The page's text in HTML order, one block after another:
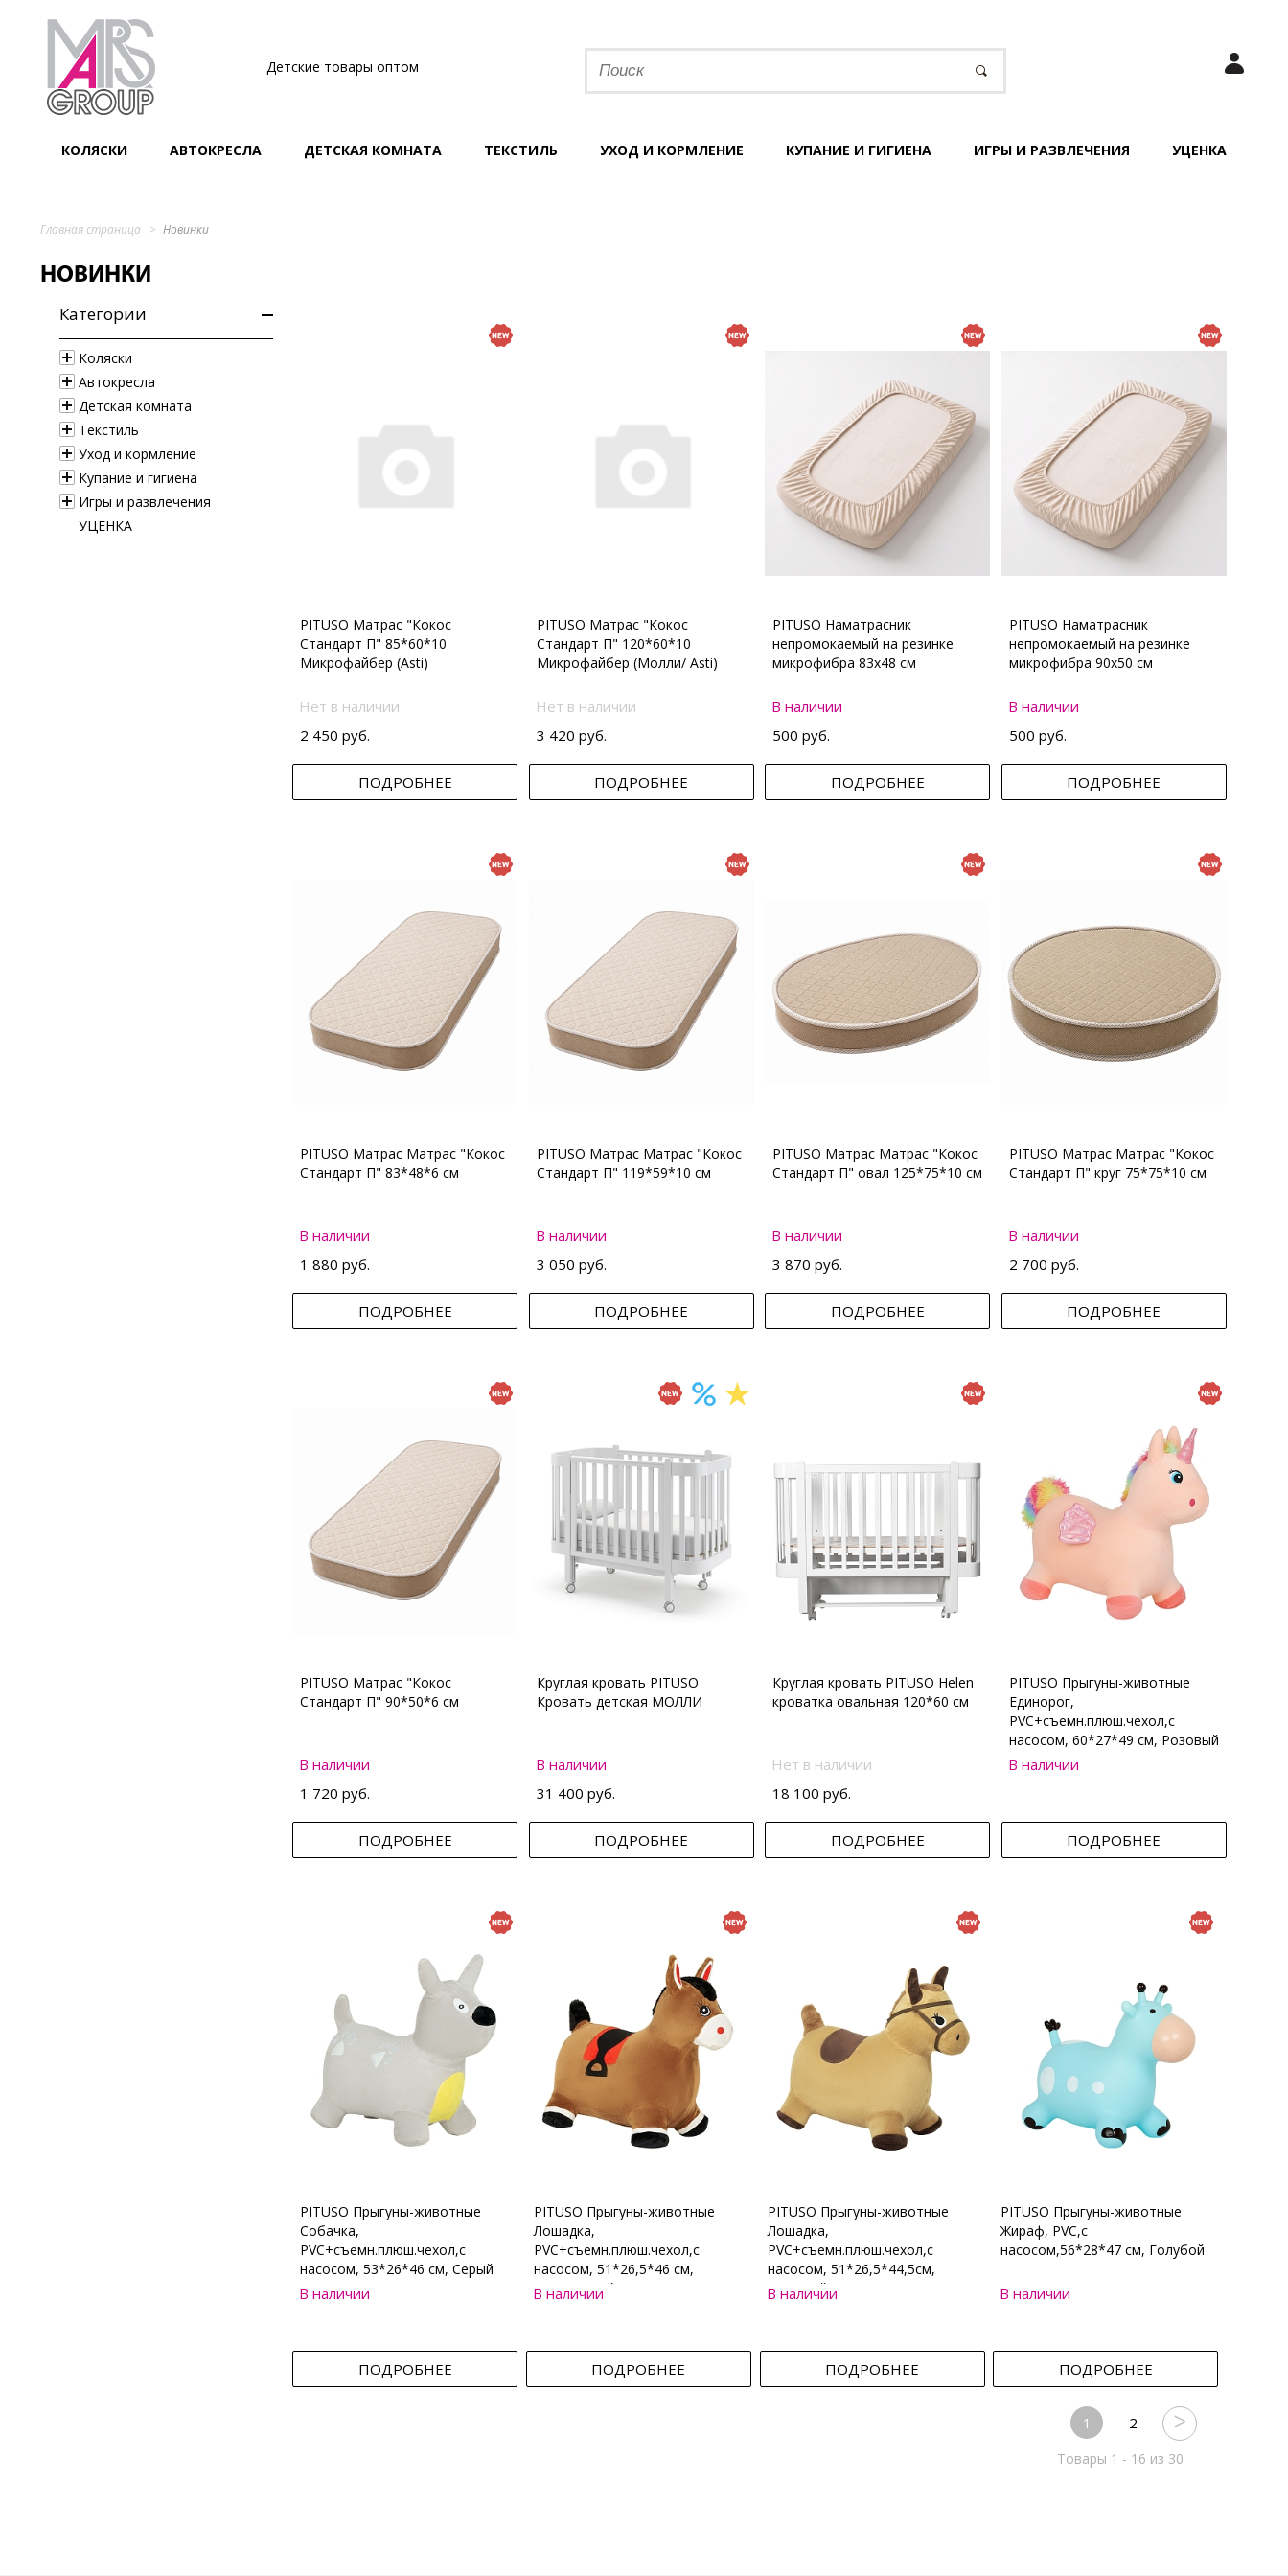
Детские товары оптом
КОЛЯСКИ АВТОКРЕСЛА ДЕТСКАЯ КОМНАТА ТЕКСТИЛЬ УХОД И КОРМЛЕНИЕ КУПАНИЕ И ГИГИЕНА ИГРЫ И РАЗВЛЕЧЕНИЯ УЦЕНКА
Главная страница Новинки
НОВИНКИ
Категории
Коляски
Автокресла
Детская комната
Текстиль
Уход и кормление
Купание и гигиена
Игры и развлечения
УЦЕНКА
PITUSO Матрас "Кокос
Стандарт П" 85*60*10
Микрофайбер (Asti)
Нет в наличии
2 450 руб.
ПОДРОБНЕЕ
PITUSO Матрас "Кокос
Стандарт П" 120*60*10
Микрофайбер (Молли/ Asti)
Нет в наличии
3 420 руб.
ПОДРОБНЕЕ
PITUSO Наматрасник
непромокаемый на резинке
микрофибра 83х48 см
В наличии
500 руб.
ПОДРОБНЕЕ
PITUSO Наматрасник
непромокаемый на резинке
микрофибра 90х50 см
В наличии
500 руб.
ПОДРОБНЕЕ
PITUSO Матрас Матрас "Кокос
Стандарт П" 83*48*6 см
В наличии
1 880 руб.
ПОДРОБНЕЕ
PITUSO Матрас Матрас "Кокос
Стандарт П" 119*59*10 см
В наличии
3 050 руб.
ПОДРОБНЕЕ
PITUSO Матрас Матрас "Кокос
Стандарт П" овал 125*75*10 см
В наличии
3 870 руб.
ПОДРОБНЕЕ
PITUSO Матрас Матрас "Кокос
Стандарт П" круг 75*75*10 см
В наличии
2 700 руб.
ПОДРОБНЕЕ
PITUSO Матрас "Кокос
Стандарт П" 90*50*6 см
В наличии
1 720 руб.
ПОДРОБНЕЕ
Круглая кровать PITUSO
Кровать детская МОЛЛИ
В наличии
31 400 руб.
ПОДРОБНЕЕ
Круглая кровать PITUSO Helen
кроватка овальная 120*60 см
Нет в наличии
18 100 руб.
ПОДРОБНЕЕ
PITUSO Прыгуны-животные
Единорог,
PVC+съемн.плюш.чехол,с
насосом, 60*27*49 см, Розовый
В наличии
ПОДРОБНЕЕ
PITUSO Прыгуны-животные
Собачка,
PVC+съемн.плюш.чехол,с
насосом, 53*26*46 см, Серый
В наличии
ПОДРОБНЕЕ
PITUSO Прыгуны-животные
Лошадка,
PVC+съемн.плюш.чехол,с
насосом, 51*26,5*46 см,
Коричневый
В наличии
ПОДРОБНЕЕ
PITUSO Прыгуны-животные
Лошадка,
PVC+съемн.плюш.чехол,с
насосом, 51*26,5*44,5см,
Бежевый
В наличии
ПОДРОБНЕЕ
PITUSO Прыгуны-животные
Жираф, PVC,с
насосом,56*28*47 см, Голубой
В наличии
ПОДРОБНЕЕ
1 2
Товары 1 - 16 из 30